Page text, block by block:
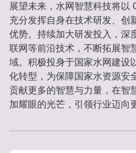
展望未来，水网智慧科技将以
充分发挥自身在技术研发、创
优势。持续加大研发投入，深
联网等前沿技术，不断拓展智
域。积极投身于国家水网建设
化转型，为保障国家水资源安
贡献更多的智慧与力量，在智
加耀眼的光芒，引领行业迈向